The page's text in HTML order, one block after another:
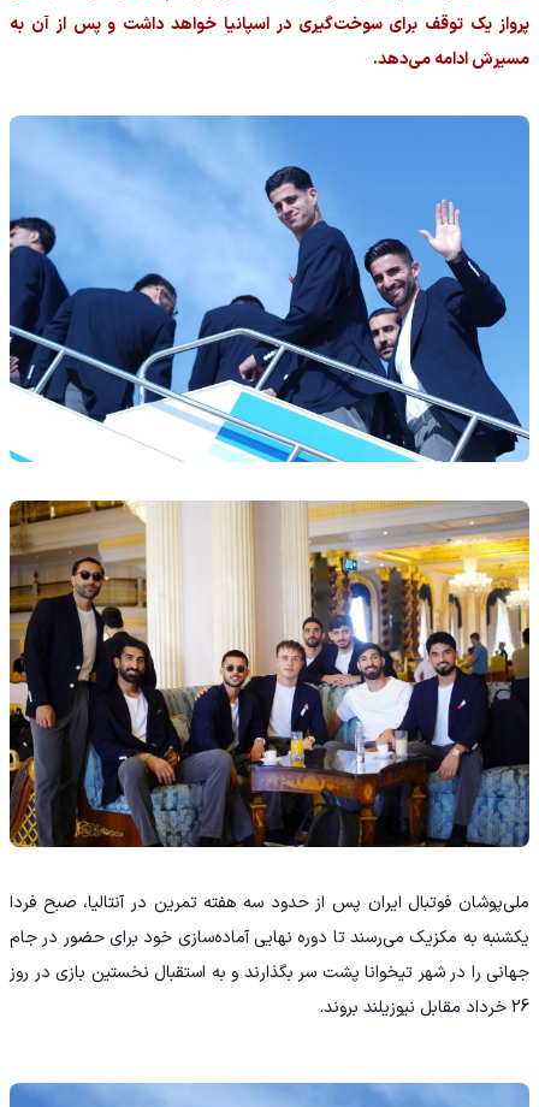
پرواز یک توقف برای سوخت‌گیری در اسپانیا خواهد داشت و پس از آن به
مسیرش ادامه می‌دهد.
ملی‌پوشان فوتبال ایران پس از حدود سه هفته تمرین در آنتالیا، صبح فردا
یکشنبه به مکزیک می‌رسند تا دوره نهایی آماده‌سازی خود برای حضور در جام
جهانی را در شهر تیخوانا پشت سر بگذارند و به استقبال نخستین بازی در روز
26 خرداد مقابل نیوزیلند بروند.